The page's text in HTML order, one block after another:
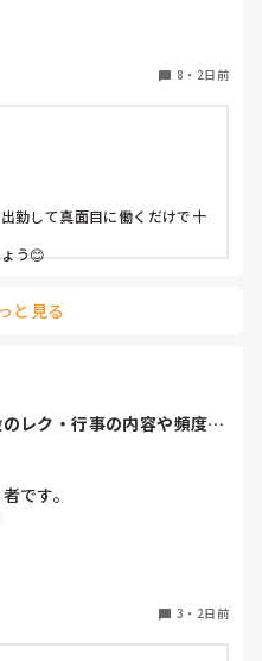
と。
持っていないことが虚しく
れる」・「言いやすい・頼
ら答えられる自信がないで
8 ・ 2日前
勤して真面目に働くだけで十
う😊
と見る
レク・行事の内容や頻度を
です。
参考にさせていただきたく
な取り組みを行っていま
3 ・ 2日前